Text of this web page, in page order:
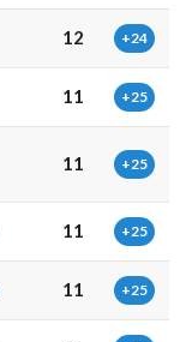
12 +24
11 +25
11 +25
11 +25
11 +25